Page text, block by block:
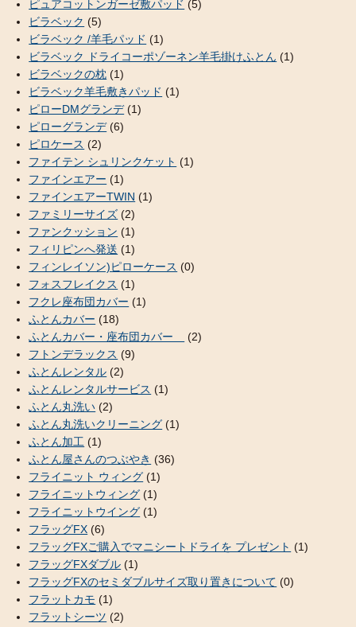
ピュアコットンガーゼ敷パッド (5)
ビラベック (5)
ビラベック /羊毛パッド (1)
ビラベック ドライコーポゾーネン羊毛掛けふとん (1)
ビラベックの枕 (1)
ビラベック羊毛敷きパッド (1)
ピローDMグランデ(1)
ピローグランデ(6)
ピロケース (2)
ファイテン シュリンクケット (1)
ファインエアー (1)
ファインエアーTWIN (1)
ファミリーサイズ (2)
ファンクッション (1)
フィリピンへ発送 (1)
フィンレイソン)ピローケース (0)
フォスフレイクス (1)
フクレ座布団カバー (1)
ふとんカバー (18)
ふとんカバー・座布団カバー
(2)
フトンデラックス (9)
ふとんレンタル (2)
ふとんレンタルサービス (1)
ふとん丸洗い (2)
ふとん丸洗いクリーニング (1)
ふとん加工 (1)
ふとん屋さんのつぶやき (36)
フライニット ウィング (1)
フライニットウィング (1)
フライニットウイング (1)
フラッグFX (6)
フラッグFXご購入でマニシートドライを プレゼント (1)
フラッグFXダブル (1)
フラッグFXのセミダブルサイズ取り置きについて (0)
フラットカモ (1)
フラットシーツ (2)